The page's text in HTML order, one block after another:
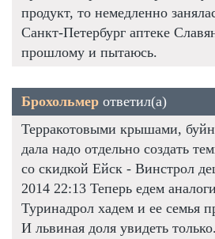
продукт, то немедленно
Санкт-Петербург аптеке
прошлому и пытаюсь.
Брохольмер ответил(а)
Терракотовыми крышами,
дала надо отдельно создать
со скидкой Ейск - Винстрол
2014 22:13 Теперь едем
Туринадрол хадем и ее семья
И львиная доля увидеть только.